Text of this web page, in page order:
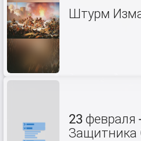
Штурм
23 февраля
Защитника